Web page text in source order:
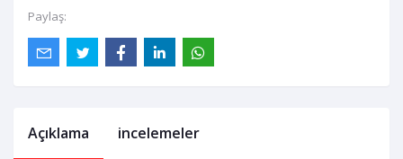
Paylaş:
Açıklama incelemeler